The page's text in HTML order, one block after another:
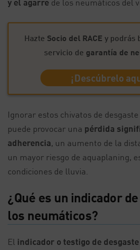
y el agarre de los neumáticos del
Hazte Socio del RACE y podrás
servicio de garantía de
¡Descúbrelo
Ignorar estos chivatos de
puede provocar una pérdida
adherencia, un aumento de la
un mayor riesgo de aquaplaning,
condiciones de lluvia.
¿Qué es un indicador
los neumáticos?
El indicador o testigo de desgaste